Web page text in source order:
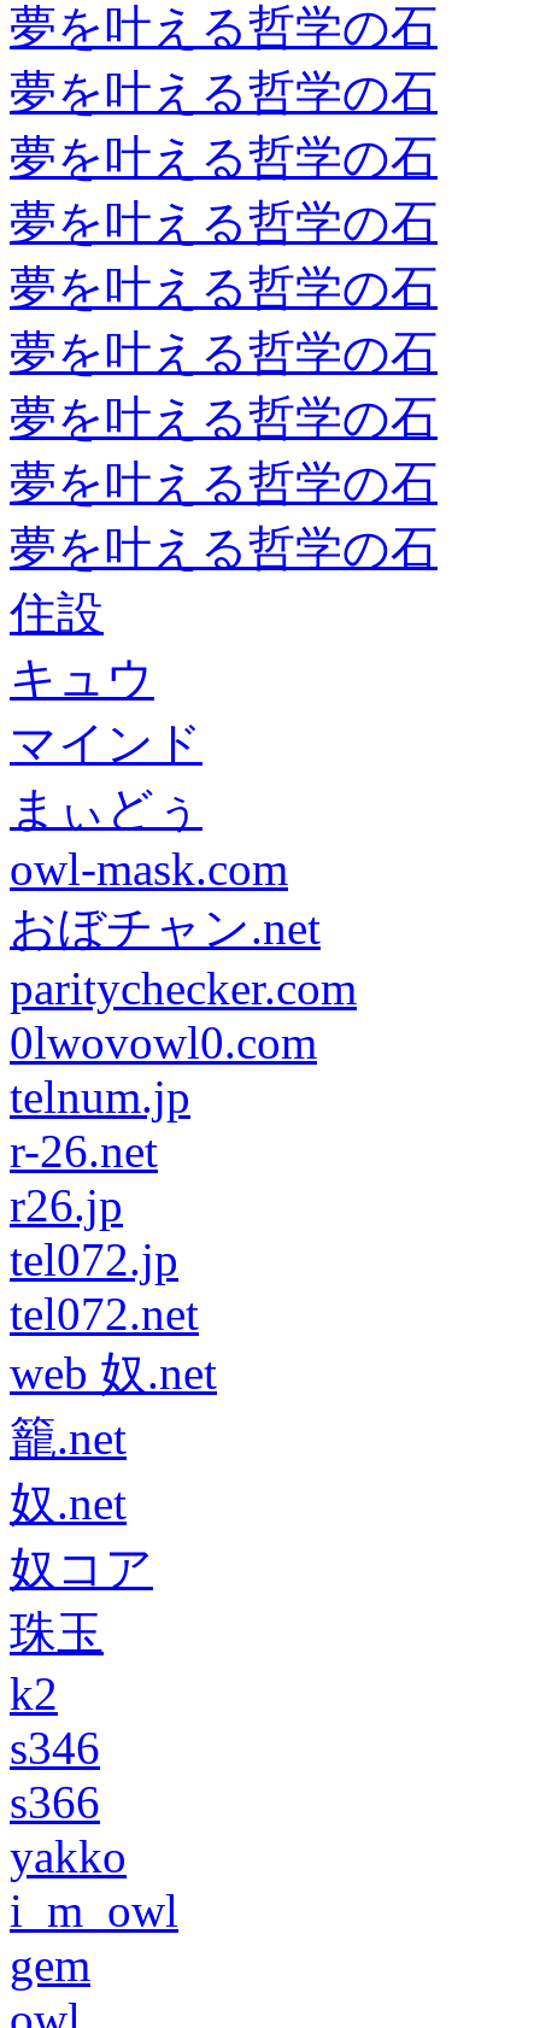
夢を叶える哲学の石
夢を叶える哲学の石
夢を叶える哲学の石
夢を叶える哲学の石
夢を叶える哲学の石
夢を叶える哲学の石
夢を叶える哲学の石
夢を叶える哲学の石
夢を叶える哲学の石
住設
キュウ
マインド
まぃどぅ
owl-mask.com
おぼチャン.net
paritychecker.com
0lwovowl0.com
telnum.jp
r-26.net
r26.jp
tel072.jp
tel072.net
web 奴.net
籠.net
奴.net
奴コア
珠玉
k2
s346
s366
yakko
i_m_owl
gem